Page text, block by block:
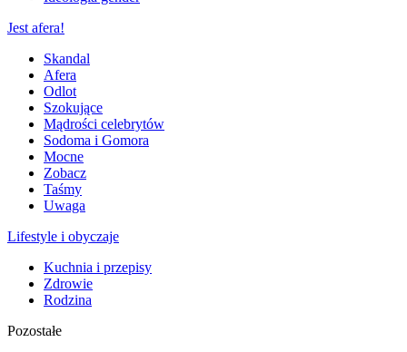
Jest afera!
Skandal
Afera
Odlot
Szokujące
Mądrości celebrytów
Sodoma i Gomora
Mocne
Zobacz
Taśmy
Uwaga
Lifestyle i obyczaje
Kuchnia i przepisy
Zdrowie
Rodzina
Pozostałe